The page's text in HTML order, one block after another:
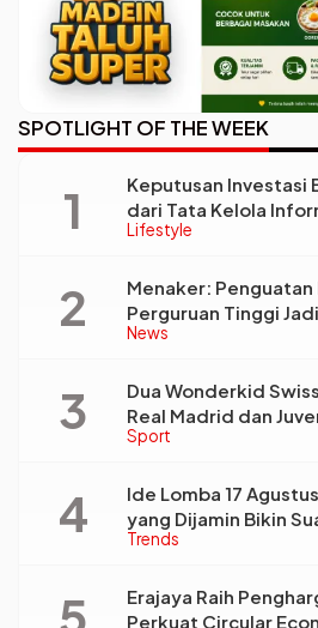
SPOTLIGHT OF THE WEEK
Lifestyle
Keputusan Investasi
dari Tata Kelola
Triyadi: Bukan
News
Menaker:
Perguruan Tinggi
Kebutuhan Dunia Kerja
Sport
Dua Wonderkid
Real Madrid dan
Bintang Baru Eropa
Trends
Ide Lomba 17
yang Dijamin Bikin
Erajaya Raih
Perkuat Circular